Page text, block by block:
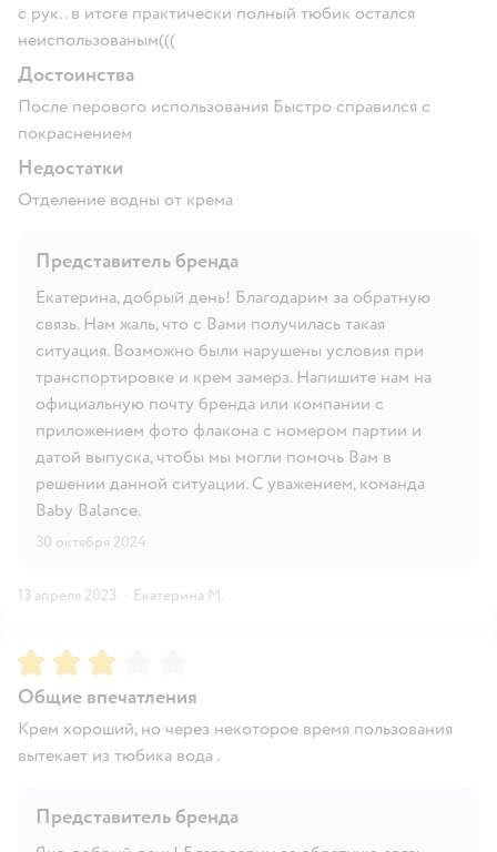
с рук.. в итоге практически полный тюбик остался
неиспользованым(((
Достоинства
После перового использования Быстро справился с
покраснением
Недостатки
Отделение водны от крема
Представитель бренда
Екатерина, добрый день! Благодарим за обратную
связь. Нам жаль, что с Вами получилась такая
ситуация. Возможно были нарушены условия при
транспортировке и крем замерз. Напишите нам на
официальную почту бренда или компании с
приложением фото флакона с номером партии и
датой выпуска, чтобы мы могли помочь Вам в
решении данной ситуации. С уважением, команда
Baby Balance.
30 октября 2024
13 апреля 2023 · Екатерина М.
Рейтинг:3
Общие впечатления
Крем хороший, но через некоторое время пользования
вытекает из тюбика вода .
Представитель бренда